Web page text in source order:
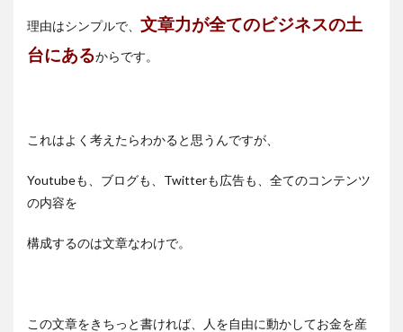
理由はシンプルで、 文章力が全てのビジネスの土
台にあるからです。
これはよく考えたらわかると思うんですが、
Youtubeも、ブログも、Twitterも広告も、全てのコンテンツ
の内容を
構成するのは文章なわけで。
この文章をきちっと書ければ、人を自由に動かしてお金を産